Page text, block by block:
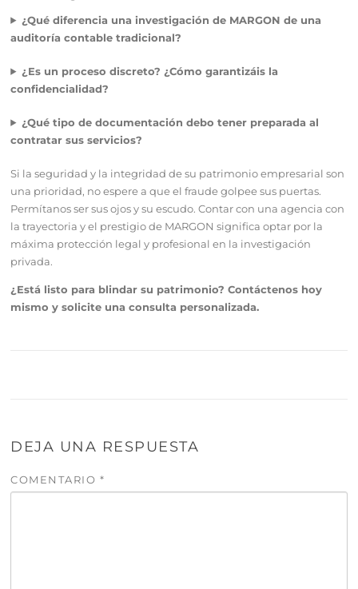
¿Qué diferencia una investigación de MARGON de una
auditoría contable tradicional?
¿Es un proceso discreto? ¿Cómo garantizáis la
confidencialidad?
¿Qué tipo de documentación debo tener preparada al
contratar sus servicios?
Si la seguridad y la integridad de su patrimonio empresarial son
una prioridad, no espere a que el fraude golpee sus puertas.
Permítanos ser sus ojos y su escudo. Contar con una agencia con
la trayectoria y el prestigio de MARGON significa optar por la
máxima protección legal y profesional en la investigación
privada.
¿Está listo para blindar su patrimonio? Contáctenos hoy
mismo y solicite una consulta personalizada.
DEJA UNA RESPUESTA
COMENTARIO *